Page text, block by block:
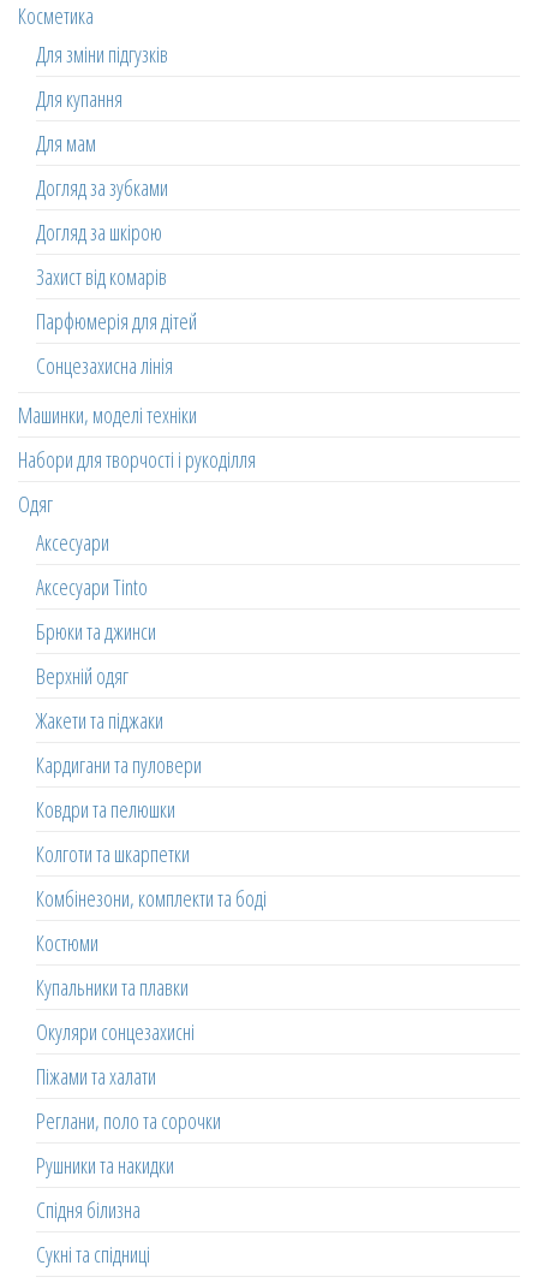
Косметика
Для зміни підгузків
Для купання
Для мам
Догляд за зубками
Догляд за шкірою
Захист від комарів
Парфюмерія для дітей
Сонцезахисна лінія
Машинки, моделі техніки
Набори для творчості і рукоділля
Одяг
Аксесуари
Аксесуари Tinto
Брюки та джинси
Верхній одяг
Жакети та піджаки
Кардигани та пуловери
Ковдри та пелюшки
Колготи та шкарпетки
Комбінезони, комплекти та боді
Костюми
Купальники та плавки
Окуляри сонцезахисні
Піжами та халати
Реглани, поло та сорочки
Рушники та накидки
Спідня білизна
Сукні та спідниці